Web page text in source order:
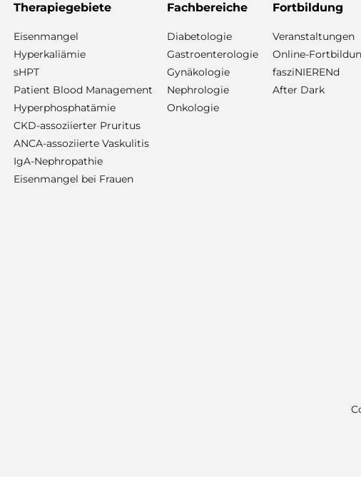
Therapiegebiete
Eisenmangel
Hyperkaliämie
sHPT
Patient Blood Management
Hyperphosphatämie
CKD-assoziierter Pruritus
ANCA-assoziierte Vaskulitis
IgA-Nephropathie
Eisenmangel bei Frauen
Fachbereiche
Diabetologie
Gastroenterologie
Gynäkologie
Nephrologie
Onkologie
Fortbildung
Veranstaltungen
Online-
fasziNIERENd
After Dark